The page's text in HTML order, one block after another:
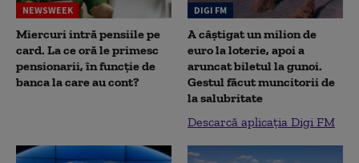
NEWSWEEK
Miercuri intră pensiile pe
card. La ce oră le primesc
pensionarii, în funcție de
banca la care au cont?
DIGI FM
A câștigat un milion de
euro la loterie, apoi a
aruncat biletul la gunoi.
Gestul făcut muncitorii de
la salubritate
Descarcă aplicația Digi FM